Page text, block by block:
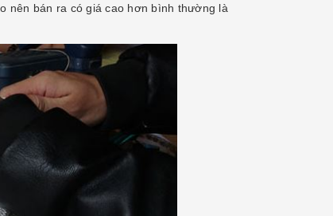
nên bán ra có giá cao hơn bình thường là